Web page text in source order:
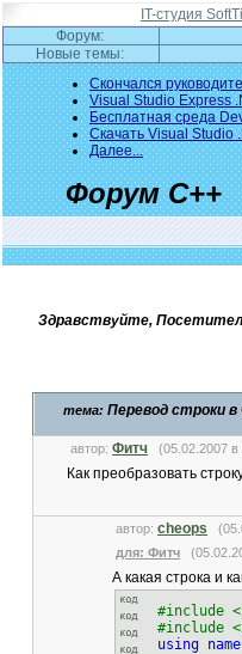
IT-студия
Форум:
Новые темы:
Скончался
Visual Studio Express
Бесплатная среда
Скачать Visual Studio
Далее...
Форум C++
Здравствуйте,
тема: Перевод строки в
автор: Фитч (05.02.2007
Как преобразовать
автор: cheops
для: Фитч
А какая строка и
#include
#include
using